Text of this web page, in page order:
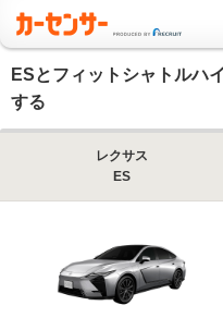
ESとフィットシャトルハ
する
レクサス
ES